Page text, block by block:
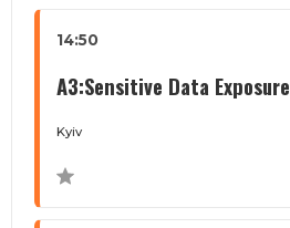
14:50
A3:Sensitive Data Exposure
Kyiv